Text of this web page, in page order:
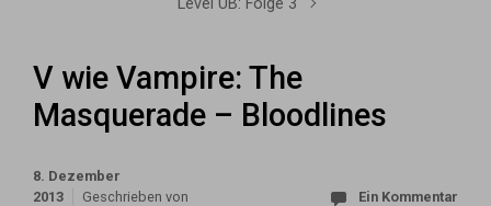
Level UB: Folge 3
V wie Vampire: The
Masquerade – Bloodlines
8. Dezember
2013
Geschrieben von
Ein Kommentar